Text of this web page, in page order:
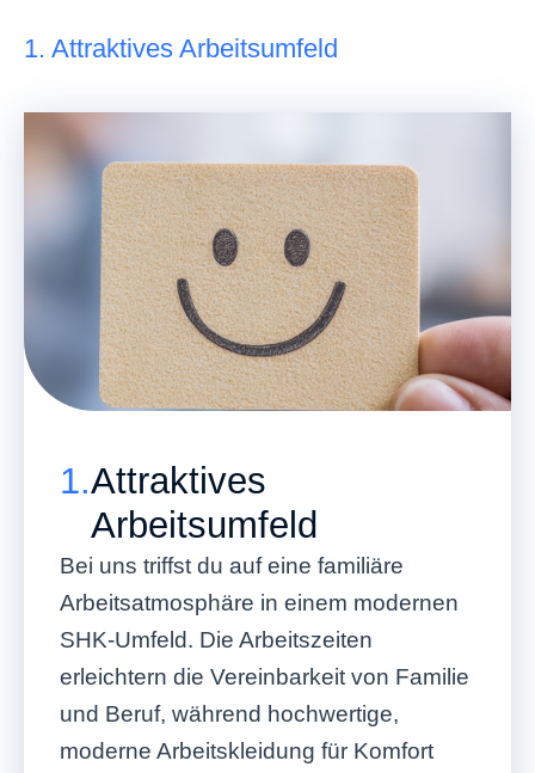
1. Attraktives Arbeitsumfeld
1.Attraktives
Arbeitsumfeld
Bei uns triffst du auf eine familiäre
Arbeitsatmosphäre in einem modernen
SHK-Umfeld. Die Arbeitszeiten
erleichtern die Vereinbarkeit von Familie
und Beruf, während hochwertige,
moderne Arbeitskleidung für Komfort